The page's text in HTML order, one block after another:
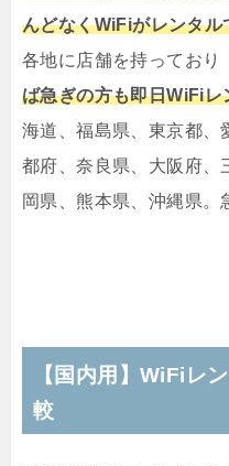
んどなくWiFiがレンタル
各地に店舗を持っており
ば急ぎの方も即日WiFiレ
海道、福島県、東京都、
都府、奈良県、大阪府、
岡県、熊本県、沖縄県。
【国内用】WiFiレ
較